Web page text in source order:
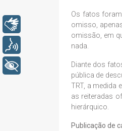
Os fatos
omisso,
omissão, em
nada.
Diante dos
pública de
TRT, a medida
as reiteradas
hierárquico.
Publicação de
+ Acessibilidade